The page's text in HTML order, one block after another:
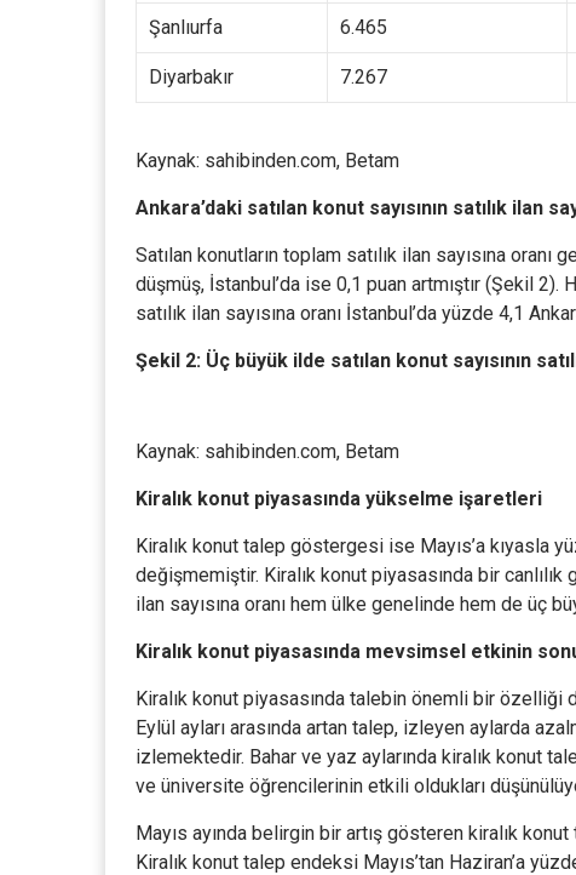
Şanlıurfa 6.465
Diyarbakır 7.267
Kaynak: sahibinden.com, Betam
Ankara’daki satılan konut sayısının satılık ilan
Satılan konutların toplam satılık ilan sayısına oranı
düşmüş, İstanbul’da ise 0,1 puan artmıştır (Şekil 2).
satılık ilan sayısına oranı İstanbul’da yüzde 4,1
Şekil 2: Üç büyük ilde satılan konut sayısının
Kaynak: sahibinden.com, Betam
Kiralık konut piyasasında yükselme işaretleri
Kiralık konut talep göstergesi ise Mayıs’a kıyasla
değişmemiştir. Kiralık konut piyasasında bir canlılık
ilan sayısına oranı hem ülke genelinde hem de üç
Kiralık konut piyasasında mevsimsel etkinin
Kiralık konut piyasasında talebin önemli bir özelliği
Eylül ayları arasında artan talep, izleyen aylarda
izlemektedir. Bahar ve yaz aylarında kiralık konut
ve üniversite öğrencilerinin etkili oldukları
Mayıs ayında belirgin bir artış gösteren kiralık
Kiralık konut talep endeksi Mayıs’tan Haziran’a